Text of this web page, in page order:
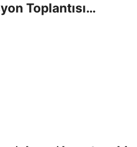
Toplantısı